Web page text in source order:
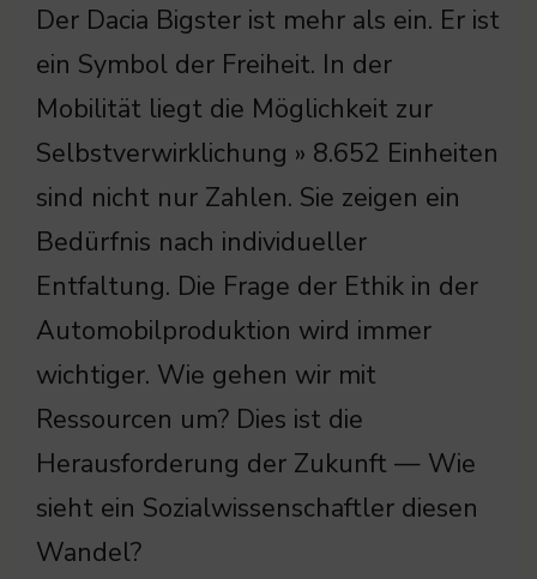
Der Dacia Bigster ist mehr als ein. Er ist
ein Symbol der Freiheit. In der
Mobilität liegt die Möglichkeit zur
Selbstverwirklichung » 8.652 Einheiten
sind nicht nur Zahlen. Sie zeigen ein
Bedürfnis nach individueller
Entfaltung. Die Frage der Ethik in der
Automobilproduktion wird immer
wichtiger. Wie gehen wir mit
Ressourcen um? Dies ist die
Herausforderung der Zukunft — Wie
sieht ein Sozialwissenschaftler diesen
Wandel?